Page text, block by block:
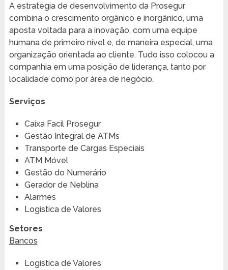
A estratégia de desenvolvimento da Prosegur
combina o crescimento orgânico e inorgânico, uma
aposta voltada para a inovação, com uma equipe
humana de primeiro nível e, de maneira especial, uma
organização orientada ao cliente. Tudo isso colocou a
companhia em uma posição de liderança, tanto por
localidade como por área de negócio.
Serviços
Caixa Facil Prosegur
Gestão Integral de ATMs
Transporte de Cargas Especiais
ATM Móvel
Gestão do Numerário
Gerador de Neblina
Alarmes
Logística de Valores
Setores
Bancos
Logística de Valores